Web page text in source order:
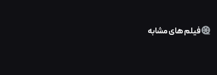
فیلم های مشابه